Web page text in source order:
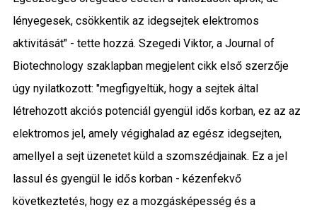
lényegesek, csökkentik az idegsejtek elektromos
aktivitását" - tette hozzá. Szegedi Viktor, a Journal of
Biotechnology szaklapban megjelent cikk első szerzője
úgy nyilatkozott: "megfigyeltük, hogy a sejtek által
létrehozott akciós potenciál gyengül idős korban, ez az az
elektromos jel, amely végighalad az egész idegsejten,
amellyel a sejt üzenetet küld a szomszédjainak. Ez a jel
lassul és gyengül le idős korban - kézenfekvő
következtetés, hogy ez a mozgásképesség és a